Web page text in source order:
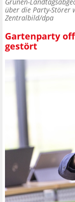
Grünen-
über die Party-Störer
Zentralbild/dpa
Gartenparty
gestört